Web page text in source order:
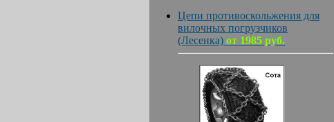
Цепи противоскольжения для
вилочных погрузчиков
(Лесенка) от 1985 руб.